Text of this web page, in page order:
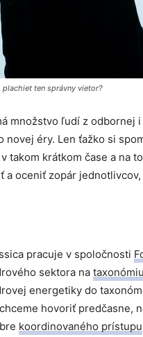
ten správny vietor?
množstvo ľudí z
éry. Len ťažko si
takom krátkom čase a na
a oceniť zopár
pracuje v spoločnosti
sektora na taxonómiu
energetiky do
hovoriť predčasne,
koordinovaného prístupu